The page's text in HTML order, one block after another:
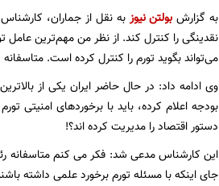
به گزارش بولتن نیوز به نقل از جماران،
نقدینگی را کنترل کند. از نظر من مهم‌ترین عامل
می‌تواند بگوید تورم را کنترل کرده است.
وی ادامه داد: در حال حاضر ایران یکی از
بودجه اعلام کرده، باید با برخوردهای امنیتی
دستور اقتصاد را مدیریت کرده اند؟!
این کارشناس مدعی شد: فکر می کنم متاسفانه
جای اینکه با مسئله تورم برخورد علمی داشته